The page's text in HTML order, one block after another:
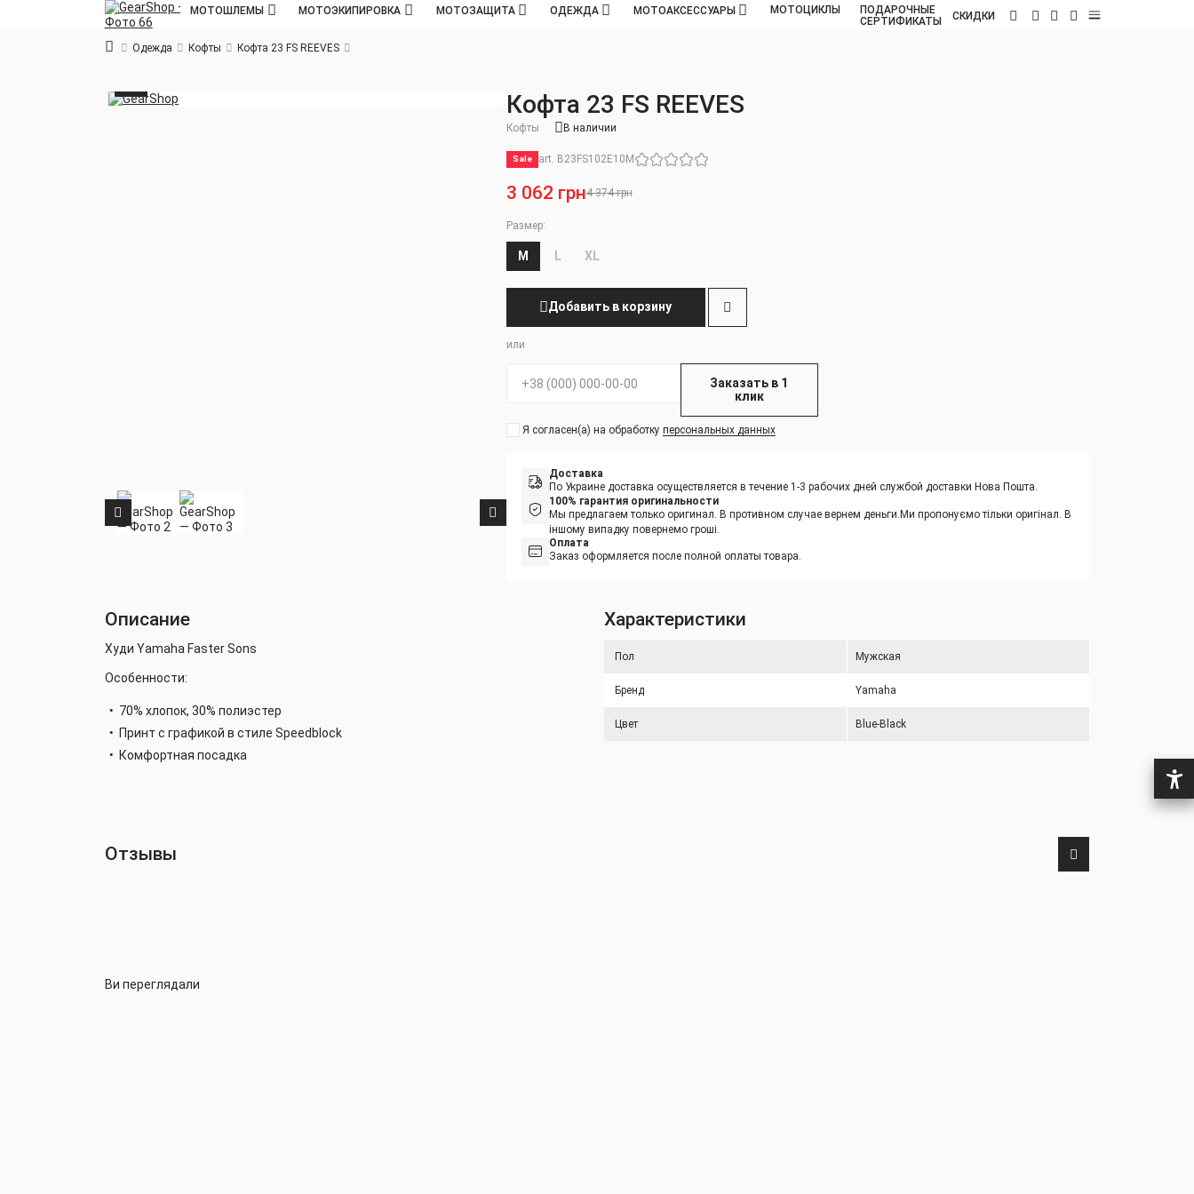
МОТОШЛЕМЫ МОТОЭКИПИРОВКА МОТОЗАЩИТА ОДЕЖДА МОТОАКСЕССУАРЫ МОТОЦИКЛЫ
ПОДАРОЧНЫЕ
СЕРТИФИКАТЫ
СКИДКИ
RU
Одежда Кофты Кофта 23 FS REEVES
Кофта 23 FS REEVES
Кофты В наличии
Sale art. B23FS102E10M
4 374 грн
3 062 грн
Размер:
M L XL
Добавить в корзину
или
Заказать в 1
клик
Я согласен(а) на обработкуперсональных данных
Доставка
По Украине доставка осуществляется в течение 1-3 рабочих дней службой доставки Нова Пошта.
100% гарантия оригинальности
Мы предлагаем только оригинал. В противном случае вернем деньги. Ми пропонуємо тільки оригінал. В
іншому випадку повернемо гроші.
Оплата
Заказ оформляется после полной оплаты товара.
Описание
Худи Yamaha Faster Sons
Особенности:
70% хлопок, 30% полиэстер
Принт с графикой в стиле Speedblock
Комфортная посадка
Характеристики
Пол Мужская
Бренд Yamaha
Цвет Blue-Black
Отзывы
Ви переглядали